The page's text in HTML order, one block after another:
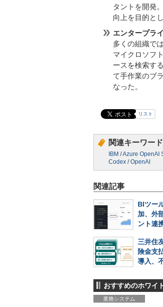
タントを開発
向上を目的と
エンタープラ
多くの組織で
マイクロソフ
ースを検索す
て手作業のブ
なった。
リスト
関連キーワード
IBM /Azure OpenAI
Codex /OpenAI
関連記事
BIツー
加、外
ント連
三井住
険金支
導入、
おすすめのホワイ
業務システム